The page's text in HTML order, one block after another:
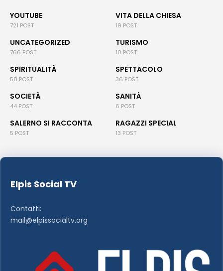
YOUTUBE
721 POST
VITA DELLA CHIESA
19 POST
UNCATEGORIZED
766 POST
TURISMO
10 POST
SPIRITUALITÀ
58 POST
SPETTACOLO
36 POST
SOCIETÀ
44 POST
SANITÀ
6 POST
SALERNO SI RACCONTA
5 POST
RAGAZZI SPECIAL
13 POST
Elpis Social TV
Contatti:
mail@elpissocialtv.org